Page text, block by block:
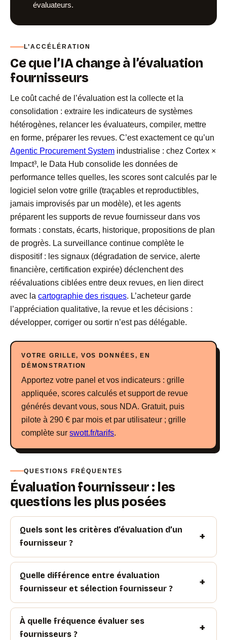
évaluateurs.
L’ACCÉLÉRATION
Ce que l’IA change à l’évaluation
fournisseurs
Le coût caché de l’évaluation est la collecte et la
consolidation : extraire les indicateurs de systèmes
hétérogènes, relancer les évaluateurs, compiler, mettre
en forme, préparer les revues. C’est exactement ce qu’un
Agentic Procurement System industrialise : chez Cortex ×
Impact³, le Data Hub consolide les données de
performance telles quelles, les scores sont calculés par le
logiciel selon votre grille (traçables et reproductibles,
jamais improvisés par un modèle), et les agents
préparent les supports de revue fournisseur dans vos
formats : constats, écarts, historique, propositions de plan
de progrès. La surveillance continue complète le
dispositif : les signaux (dégradation de service, alerte
financière, certification expirée) déclenchent des
réévaluations ciblées entre deux revues, en lien direct
avec la cartographie des risques. L’acheteur garde
l’appréciation qualitative, la revue et les décisions :
développer, corriger ou sortir n’est pas délégable.
VOTRE GRILLE, VOS DONNÉES, EN
DÉMONSTRATION
Apportez votre panel et vos indicateurs : grille
appliquée, scores calculés et support de revue
générés devant vous, sous NDA. Gratuit, puis
pilote à 290 € par mois et par utilisateur ; grille
complète surswott.fr/tarifs.
QUESTIONS FRÉQUENTES
Évaluation fournisseur : les
questions les plus posées
Quels sont les critères d’évaluation d’un
fournisseur ?
Quelle différence entre évaluation
fournisseur et sélection fournisseur ?
À quelle fréquence évaluer ses
fournisseurs ?